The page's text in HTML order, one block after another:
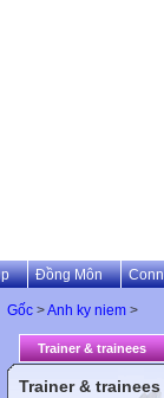
Đồng Môn
Gốc >Anh ky niem >
Trainer & trainees
Trainer & trainees